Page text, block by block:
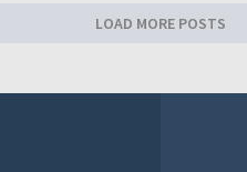
LOAD MORE POSTS